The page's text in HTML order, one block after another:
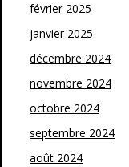
février 2025
janvier 2025
décembre 2024
novembre 2024
octobre 2024
septembre 2024
août 2024